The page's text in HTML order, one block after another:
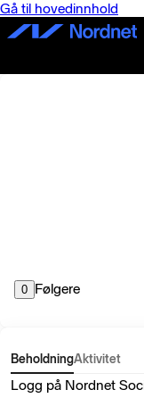
Gå til hovedinnhold
0 Følgere
BeholdningAktivitet
Logg på Nordnet